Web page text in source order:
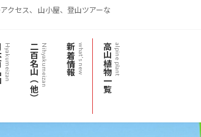
クセス、 山小屋、登山ツアーな
Hyakumeizan 二百名山（他）Nihyakumeizan 新着情報what's new 高山植物一覧alpine plant